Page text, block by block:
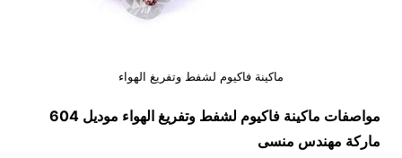
ماكينة فاكيوم لشفط وتفريغ الهواء
مواصفات ماكينة فاكيوم لشفط وتفريغ الهواء موديل 604
ماركة مهندس منسى